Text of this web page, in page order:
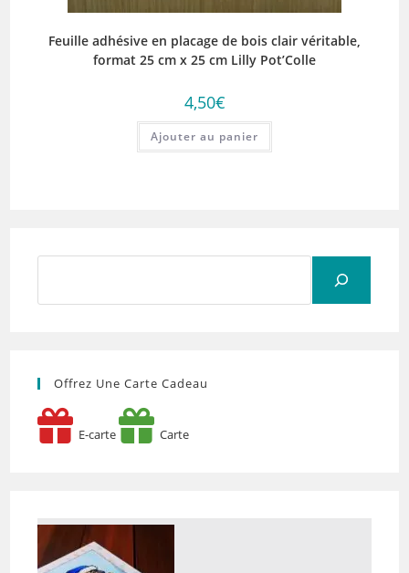
Feuille adhésive en placage de bois clair véritable,
format 25 cm x 25 cm Lilly Pot’Colle
4,50€
Ajouter au panier
Offrez Une Carte Cadeau
E-carte Carte